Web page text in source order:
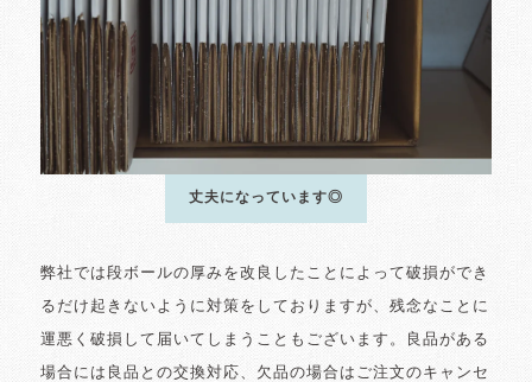
丈夫になっています◎
弊社では段ボールの厚みを改良したことによって破損ができ
るだけ起きないように対策をしておりますが、残念なことに
運悪く破損して届いてしまうこともございます。良品がある
場合には良品との交換対応、欠品の場合はご注文のキャンセ